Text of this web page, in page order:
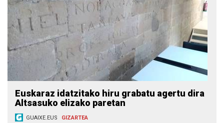
Euskaraz idatzitako hiru grabatu agertu dira
Altsasuko elizako paretan
GUAIXE.EUS GIZARTEA